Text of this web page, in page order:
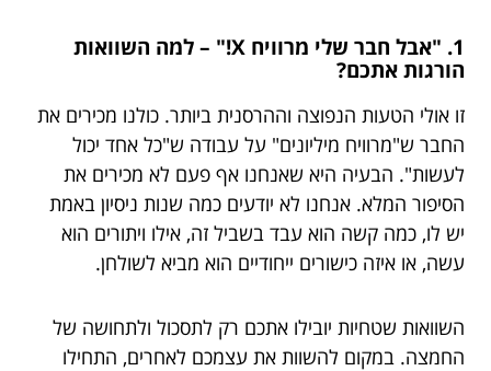
1. "אבל חבר שלי מרוויח X!" – למה השוואות
הורגות אתכם?
זו אולי הטעות הנפוצה וההרסנית ביותר. כולנו מכירים את
החבר ש"מרוויח מיליונים" על עבודה ש"כל אחד יכול
לעשות". הבעיה היא שאנחנו אף פעם לא מכירים את
הסיפור המלא. אנחנו לא יודעים כמה שנות ניסיון באמת
יש לו, כמה קשה הוא עבד בשביל זה, אילו ויתורים הוא
עשה, או איזה כישורים ייחודיים הוא מביא לשולחן.
השוואות שטחיות יובילו אתכם רק לתסכול ולתחושה של
החמצה. במקום להשוות את עצמכם לאחרים, התחילו